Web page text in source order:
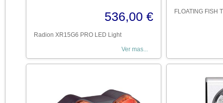
536,00 €
Radion XR15G6 PRO LED Light
Ver mas...
FLOATING FISH